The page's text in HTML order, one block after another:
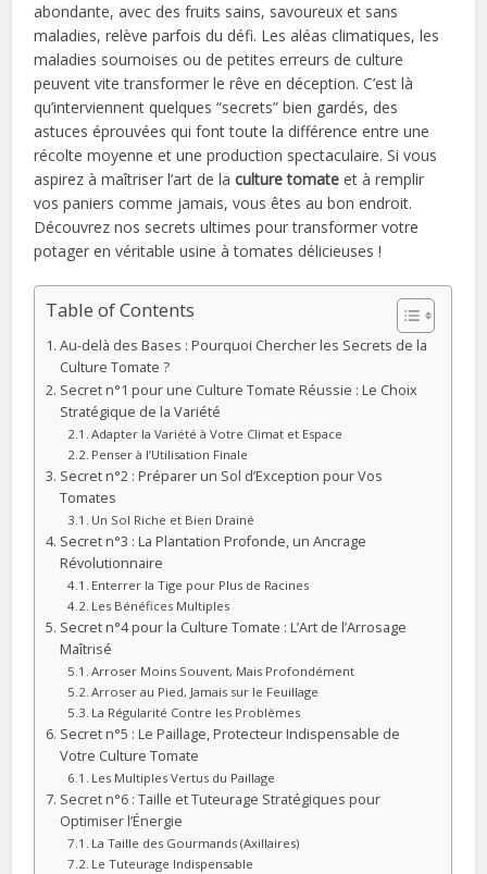
abondante, avec des fruits sains, savoureux et sans
maladies, relève parfois du défi. Les aléas climatiques, les
maladies sournoises ou de petites erreurs de culture
peuvent vite transformer le rêve en déception. C’est là
qu’interviennent quelques “secrets” bien gardés, des
astuces éprouvées qui font toute la différence entre une
récolte moyenne et une production spectaculaire. Si vous
aspirez à maîtriser l’art de laculture tomate et à remplir
vos paniers comme jamais, vous êtes au bon endroit.
Découvrez nos secrets ultimes pour transformer votre
potager en véritable usine à tomates délicieuses !
Table of Contents
Au-delà des Bases : Pourquoi Chercher les Secrets de la
Culture Tomate ?
Secret n°1 pour une Culture Tomate Réussie : Le Choix
Stratégique de la Variété
Adapter la Variété à Votre Climat et Espace
Penser à l’Utilisation Finale
Secret n°2 : Préparer un Sol d’Exception pour Vos
Tomates
Un Sol Riche et Bien Drainé
Secret n°3 : La Plantation Profonde, un Ancrage
Révolutionnaire
Enterrer la Tige pour Plus de Racines
Les Bénéfices Multiples
Secret n°4 pour la Culture Tomate : L’Art de l’Arrosage
Maîtrisé
Arroser Moins Souvent, Mais Profondément
Arroser au Pied, Jamais sur le Feuillage
La Régularité Contre les Problèmes
Secret n°5 : Le Paillage, Protecteur Indispensable de
Votre Culture Tomate
Les Multiples Vertus du Paillage
Secret n°6 : Taille et Tuteurage Stratégiques pour
Optimiser l’Énergie
La Taille des Gourmands (Axillaires)
Le Tuteurage Indispensable